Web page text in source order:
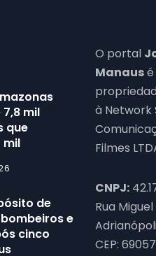
mil
que
mil
de
e
cinco
O portal
Manausé
à Network
Filmes
CNPJ:
Rua
CEP: